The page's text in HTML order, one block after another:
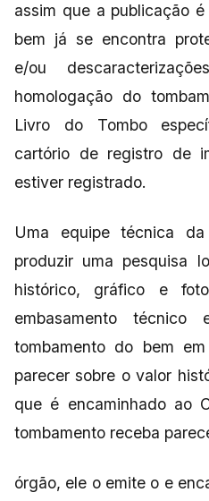
assim que a publicação
bem já se encontra
e/ou
homologação do
Livro do Tombo
cartório de registro de
estiver registrado.
Uma equipe técnica da
produzir uma pesquisa
histórico, gráfico e
embasamento
tombamento do bem
parecer sobre o valor
que é encaminhado ao
tombamento receba
órgão, ele o emite o e